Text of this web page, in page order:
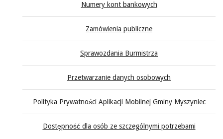
Numery kont bankowych
Zamówienia publiczne
Sprawozdania Burmistrza
Przetwarzanie danych osobowych
Polityka Prywatności Aplikacji Mobilnej Gminy Myszyniec
Dostępność dla osób ze szczególnymi potrzebami